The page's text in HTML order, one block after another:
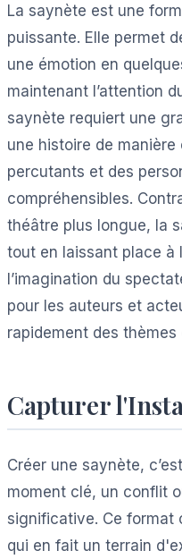
La saynète est une
puissante. Elle permet
une émotion en
maintenant l’attention
saynète requiert une
une histoire de
percutants et des
compréhensibles.
théâtre plus longue, la
tout en laissant place à
l’imagination du
pour les auteurs et
rapidement des
Capturer
Créer une saynète,
moment clé, un conflit
significative. Ce format
qui en fait un terrain